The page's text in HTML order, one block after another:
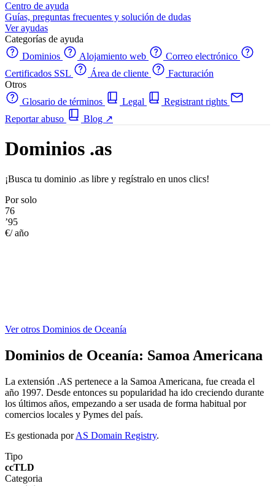
Centro de ayuda
Guías, preguntas frecuentes y solución de dudas
Ver ayudas
Categorías de ayuda
Dominios
Alojamiento web
Correo electrónico
Certificados SSL
Área de cliente
Facturación
Otros
Glosario de términos
Legal
Registrant rights
Reportar abuso
Blog ↗
Dominios .as
¡Busca tu dominio .as libre y regístralo en unos clics!
Por solo
76
’95
€/ año
Ver otros Dominios de Oceanía
Dominios de Oceanía: Samoa Americana
La extensión .AS pertenece a la Samoa Americana, fue creada el
año 1997. Desde entonces su popularidad ha ido creciendo durante
los últimos años, empezando a ser usada de forma habitual por
comercios locales y Pymes del país.
Es gestionada porAS Domain Registry.
Tipo
ccTLD
Categoria